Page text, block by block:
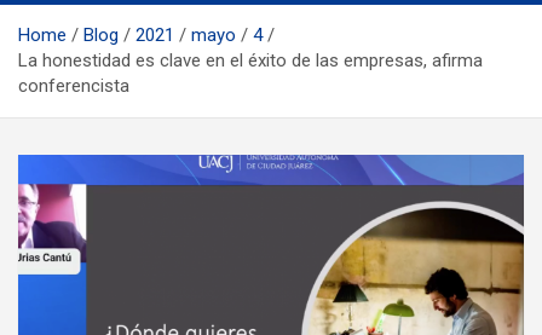
Home Blog 2021 mayo
4
La honestidad es clave en el éxito de las empresas, afirma
conferencista